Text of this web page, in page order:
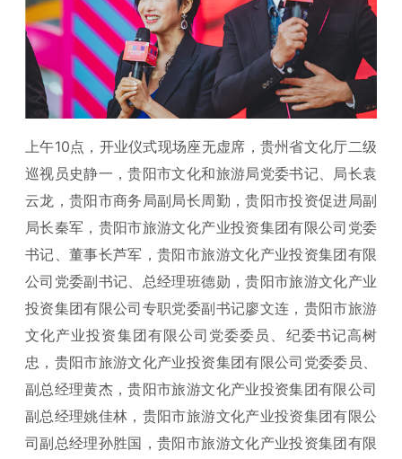
上午10点，开业仪式现场座无虚席，贵州省文化厅二级
巡视员史静一，贵阳市文化和旅游局党委书记、局长袁
云龙，贵阳市商务局副局长周勤，贵阳市投资促进局副
局长秦军，贵阳市旅游文化产业投资集团有限公司党委
书记、董事长芦军，贵阳市旅游文化产业投资集团有限
公司党委副书记、总经理班德勋，贵阳市旅游文化产业
投资集团有限公司专职党委副书记廖文连，贵阳市旅游
文化产业投资集团有限公司党委委员、纪委书记高树
忠，贵阳市旅游文化产业投资集团有限公司党委委员、
副总经理黄杰，贵阳市旅游文化产业投资集团有限公司
副总经理姚佳林，贵阳市旅游文化产业投资集团有限公
司副总经理孙胜国，贵阳市旅游文化产业投资集团有限